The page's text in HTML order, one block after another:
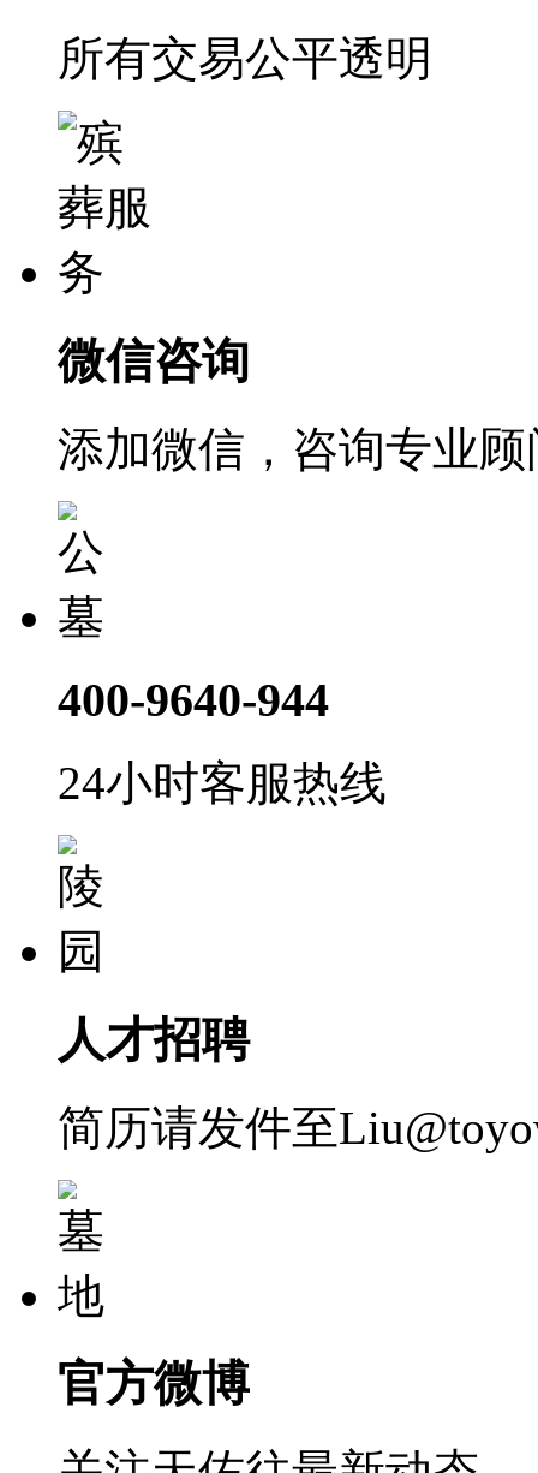
所有交易公平透明
微信咨询
添加微信，咨询专业顾
400-9640-944
24小时客服热线
人才招聘
简历请发件至
官方微博